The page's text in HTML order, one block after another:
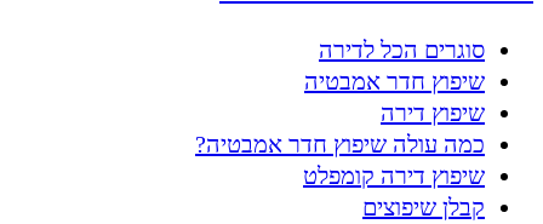
סוגרים הכל לדירה
שיפוץ חדר אמבטיה
שיפוץ דירה
כמה עולה שיפוץ חדר אמבטיה?
שיפוץ דירה קומפלט
קבלן שיפוצים